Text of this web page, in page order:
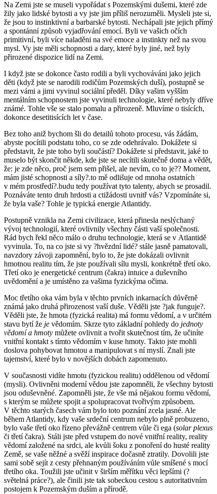
Na Zemi jste se museli vypořádat s Pozemskými dušemi, které zde
žily jako lidské bytosti a vy jste jim příliš nerozuměli. Mysleli jste si,
že jsou to instinktivní a barbarské bytosti. Nechápali jste jejich přímý
a spontánní způsob vyjadřování emocí. Byli ve vašich očích
primitivní, byli více naladěni na své emoce a instinkty než na svou
mysl. Vy jste měli schopnosti a dary, které byly jiné, než byly
přirozené dispozice lidí na Zemi.
I když jste se dokonce často rodili a byli vychováváni jako jejich
děti (když jste se narodili rodičům Pozemských duší), postupně se
mezi vámi a jimi vyvinul sociální předěl. Díky vašim vyšším
mentálním schopnostem jste vyvinuli technologie, které nebyly dříve
známé. Tohle vše se stalo pomalu a přirozeně. Mluvíme o tisících,
dokonce desetitisících let v čase.
Bez toho aniž bychom šli do detailů tohoto procesu, vás žádám,
abyste pocítili podstatu toho, co se zde odehrávalo. Dokážete si
představit, že jste toho byli součástí? Dokážete si představit, jaké to
muselo být skončit někde, kde jste se necítili skutečně doma a vědět,
že: je zde něco, proč jsem sem přišel, ale nevím, co to je?? Moment,
mám jisté schopnosti a síly?.to mě odlišuje od mnoha ostatních
v mém prostředí?.budu tedy používat tyto talenty, abych se prosadil.
Poznáváte tento druh hrdosti a ctižádosti uvnitř vás? Vzpomínáte si,
že byla vaše? Tohle je typická energie Atlantidy.
Postupně vznikla na Zemi civilizace, která přinesla neslýchaný
vývoj technologií, které ovlivnily všechny části vaší společnosti.
Rád bych řekl něco málo o druhu technologie, která se v Atlantidě
vyvinula. To, na co jste si vy ?hvězdní lidé? stále jasně pamatovali,
navzdory závoji zapomnění, bylo to, že jste dokázali ovlivnit
hmotnou realitu tím, že jste používali sílu mysli, konkrétně třetí oko.
Třetí oko je energetické centrum (čakra) intuice a duševního
uvědomění a je umístěno za vašima fyzickýma očima.
Moc třetího oka vám byla v těchto prvních inkarnacích důvěrně
známá jako druhá přirozenost vaší duše. Věděli jste ?jak funguje?.
Věděli jste, že hmota (fyzická realita) má formu vědomí, a v určitém
stavu bytí že je vědomím. Skrze tyto základní pohledy do jednoty
vědomí a hmoty můžete ovlivnit a tvořit skutečnost tím, že učiníte
vnitřní kontakt s tímto vědomím v kuse hmoty. Takto jste mohli
doslova pohybovat hmotou a manipulovat s ní myslí. Znali jste
tajemství, které bylo v novějších dobách zapomenuto.
V současnosti vidíte hmotu (fyzickou realitu) oddělenou od vědomí
(mysli). Ovlivněni moderní vědou jste zapomněli, že všechny bytosti
jsou oduševněné. Zapomněli jste, že vše má nějakou formu vědomí,
s kterým se můžete spojit a spolupracovat tvořivým způsobem.
V těchto starých časech vám bylo toto poznání zcela jasné. Ale
během Atlantidy, kdy vaše srdeční centrum nebylo plně probuzeno,
bylo vaše třetí oko řízeno převážně centrem vůle či ega (solar plexus
či třetí čakra). Stáli jste před vstupem do nové vnitřní reality, reality
vědomí založené na srdci, ale kvůli šoku z ponoření do husté reality
Země, se vaše něžné a svěží inspirace dočasně ztratily. Dovolili jste
sami sobě sejít z cesty přehnaným používáním vůle smíšené s mocí
třetího oka. Toužili jste učinit v širším měřítku věci lepšími (?
světelná práce?), ale činili jste tak sobeckou cestou s autoritativním
postojem k Pozemským duším a přírodě.